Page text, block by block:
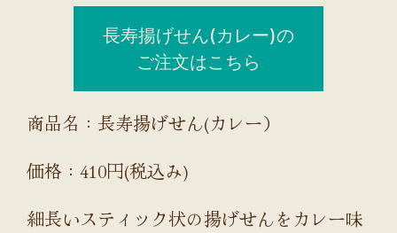
長寿揚げせん(カレー)の
ご注文はこちら
商品名：長寿揚げせん(カレー）
価格：410円(税込み)
細長いスティック状の揚げせんをカレー味